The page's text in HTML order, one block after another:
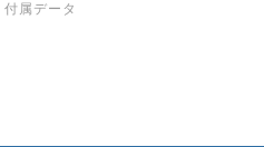
付属データ